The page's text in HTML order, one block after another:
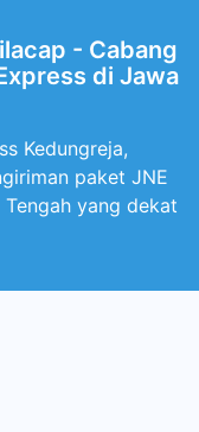
- Cabang
di Jawa
Kedungreja,
paket JNE
yang dekat